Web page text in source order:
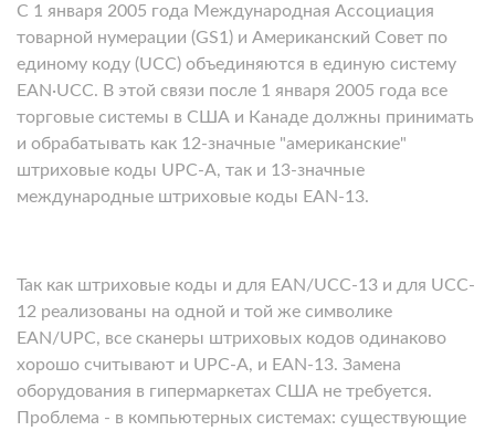
С 1 января 2005 года Международная Ассоциация
товарной нумерации (GS1) и Американский Совет по
единому коду (UCC) объединяются в единую систему
EAN·UCC. В этой связи после 1 января 2005 года все
торговые системы в США и Канаде должны принимать
и обрабатывать как 12-значные "американские"
штриховые коды UPC-A, так и 13-значные
международные штриховые коды EAN-13.
Так как штриховые коды и для EAN/UCC-13 и для UСC-
12 реализованы на одной и той же символике
EAN/UPC, все сканеры штриховых кодов одинаково
хорошо считывают и UPC-A, и EAN-13. Замена
оборудования в гипермаркетах США не требуется.
Проблема - в компьютерных системах: существующие